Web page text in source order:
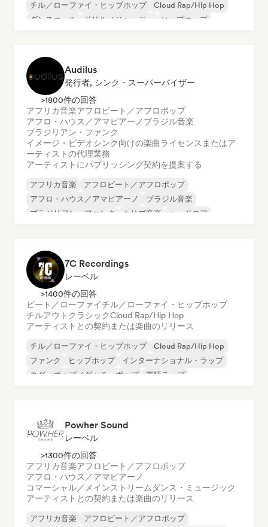
チル／ローファイ・ヒップホップ
Cloud Rap/Hip Hop
ダンスホール
ドリル／ジャージー
ヒップホップ
Audilus
発行者, シンク・スーパーバイザー
>1800件の回答
アフリカ音楽アフロビート／アフロポップ
アフロ・ハウス／アマピアーノ ブラジル音楽
ブラジリアン・ファンク
イメージ・ビデオシンク向けの楽曲ライセンスまたはア
ーティストの代理業務
アーティストにパブリッシング契約を提案する
アフリカ音楽
アフロビート／アフロポップ
アフロ・ハウス／アマピアーノ
ブラジル音楽
ブラジリアン・ファンク
カリブ音楽
ハードコア
7C Recordings
レーベル
>1400件の回答
ビート／ローファイチル／ローファイ・ヒップホップ
チルアウト クラシックCloud Rap/Hip Hop
アーティストとの契約または楽曲のリリース
チル／ローファイ・ヒップホップ
Cloud Rap/Hip Hop
ファンク
ヒップホップ
インターナショナル・ラップ
ネダーポップ／ダッチ・ポップ
英語ラップ
Powher Sound
レーベル
>1300件の回答
アフリカ音楽アフロビート／アフロポップ
アフロ・ハウス／アマピアーノ
コマーシャル／メインストリーム ダンス・ミュージック
アーティストとの契約または楽曲のリリース
アフリカ音楽
アフロビート／アフロポップ